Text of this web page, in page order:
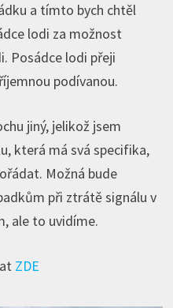
a tímto bych chtěl
lodi za možnost
Posádce lodi přeji
podívanou.
jiný, jelikož jsem
která má svá specifika,
Možná bude
při ztrátě signálu v
ale to uvidíme.
ZDE